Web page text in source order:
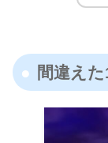
間違え